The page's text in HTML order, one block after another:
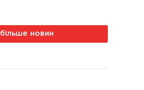
більше новин